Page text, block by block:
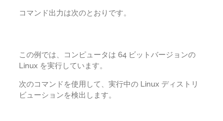
コマンド出力は次のとおりです。
この例では、コンピュータは 64 ビットバージョンの
Linux を実行しています。
次のコマンドを使用して、実行中の Linux ディストリ
ビューションを検出します。